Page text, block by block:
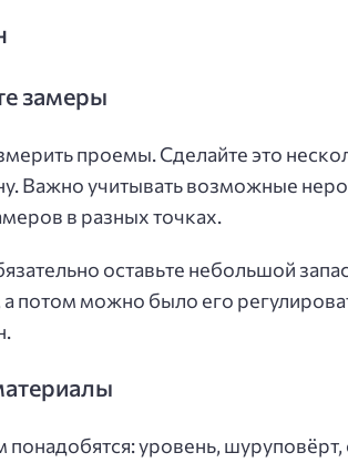
замеры
проемы. Сделайте это
Важно учитывать возможные
в разных точках.
оставьте небольшой
потом можно было его
уровень, шуруповёрт,